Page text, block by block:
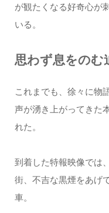
が観たくなる好奇心が
いる。
思わず息をのむ
これまでも、徐々に物
声が湧き上がってきた
れた。
到着した特報映像では
街、不吉な黒煙をあげ
車。